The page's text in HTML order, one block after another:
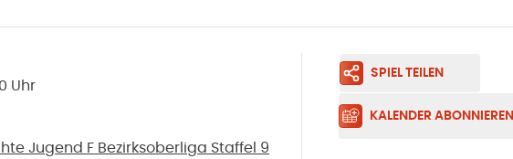
Uhr
Jugend F Bezirksoberliga Staffel 9
SPIEL TEILEN
KALENDER ABONNIEREN